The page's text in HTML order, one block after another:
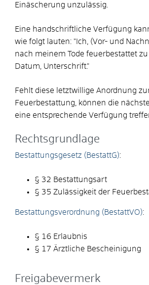
Einäscherung unzulässig.
Eine handschriftliche Verfügung
wie folgt lauten: "Ich, (Vor- und
nach meinem Tode feuerbestattet zu
Datum, Unterschrift."
Fehlt diese letztwillige Anordnung
Feuerbestattung, können die
eine entsprechende Verfügung
Rechtsgrundlage
Bestattungsgesetz (BestattG):
§ 32 Bestattungsart
§ 35 Zulässigkeit der
Bestattungsverordnung (BestattVO):
§ 16 Erlaubnis
§ 17 Ärztliche Bescheinigung
Freigabevermerk